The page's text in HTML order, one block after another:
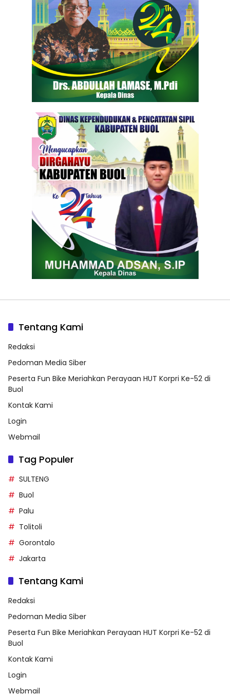
Tentang Kami
Redaksi
Pedoman Media Siber
Peserta Fun Bike Meriahkan Perayaan HUT Korpri Ke-52 di
Buol
Kontak Kami
Login
Webmail
Tag Populer
SULTENG
Buol
Palu
Tolitoli
Gorontalo
Jakarta
Tentang Kami
Redaksi
Pedoman Media Siber
Peserta Fun Bike Meriahkan Perayaan HUT Korpri Ke-52 di
Buol
Kontak Kami
Login
Webmail